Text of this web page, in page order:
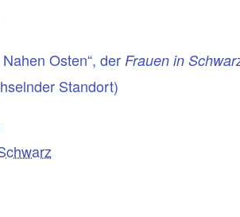
Osten“, der Frauen in
Standort)